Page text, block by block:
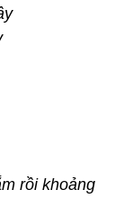
rồi khoảng